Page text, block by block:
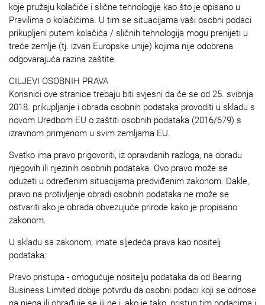
koje pružaju kolačiće i slične tehnologije kao što je opisano u
Pravilima o kolačićima. U tim se situacijama vaši osobni podaci
prikupljeni putem kolačića / sličnih tehnologija mogu prenijeti u
treće zemlje (tj. izvan Europske unije) kojima nije odobrena
odgovarajuća razina zaštite.
CILJEVI OSOBNIH PRAVA
Korisnici ove stranice trebaju biti svjesni da će se od 25. svibnja
2018. prikupljanje i obrada osobnih podataka provoditi u skladu s
novom Uredbom EU o zaštiti osobnih podataka (2016/679) s
izravnom primjenom u svim zemljama EU.
Svatko ima pravo prigovoriti, iz opravdanih razloga, na obradu
njegovih ili njezinih osobnih podataka. Ovo pravo može se
oduzeti u određenim situacijama predviđenim zakonom. Dakle,
pravo na protivljenje obradi osobnih podataka ne može se
ostvariti ako je obrada obvezujuće prirode kako je propisano
zakonom.
U skladu sa zakonom, imate sljedeća prava kao nositelj
podataka:
Pravo pristupa - omogućuje nositelju podataka da od Bearing
Business Limited dobije potvrdu da osobni podaci koji se odnose